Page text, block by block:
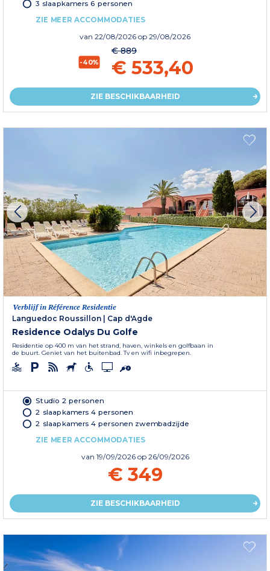
3 slaapkamers 6 personen
ZIE MEER ACCOMMODATIES
van 22/08/2026 op 29/08/2026
-40%
€ 889
€ 533,40
ZIE BESCHIKBAARHEID
Verblijf in Référence Residentie
Languedoc Roussillon | Cap d'Agde
Residence Odalys Du Golfe
Residentie op 400 m van het strand, haven, winkels en golfbaan in
de buurt. Geniet van het buitenbad. Tv en wifi inbegrepen.
Studio 2 personen
2 slaapkamers 4 personen
2 slaapkamers 4 personen zwembadzijde
ZIE MEER ACCOMMODATIES
van 19/09/2026 op 26/09/2026
€ 349
ZIE BESCHIKBAARHEID